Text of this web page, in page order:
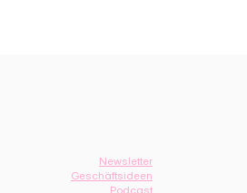
Newsletter
Geschäftsideen
Podcast